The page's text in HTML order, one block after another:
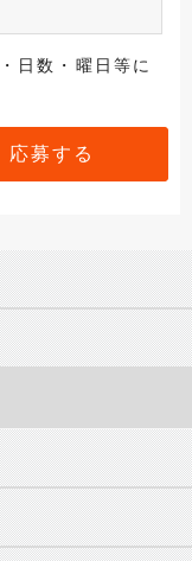
日数・曜日等に
応募する